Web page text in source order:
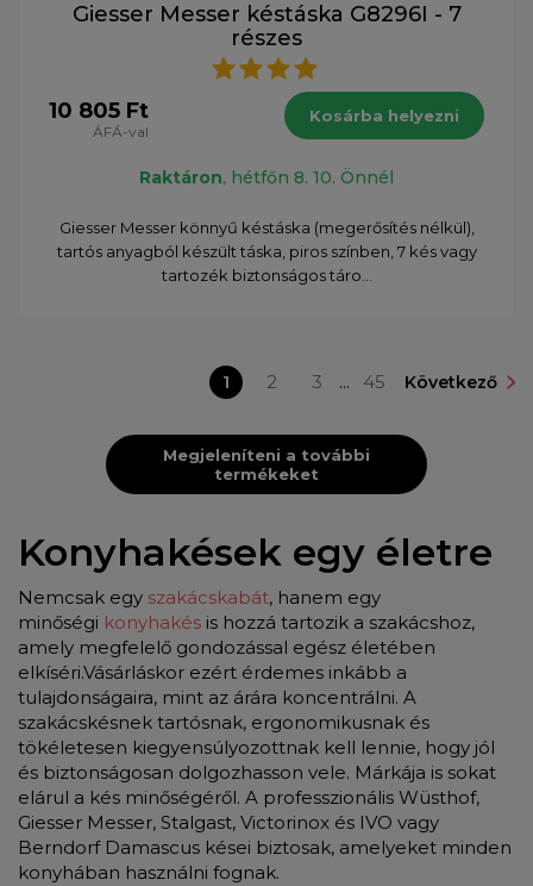
Giesser Messer késtáska G8296I - 7
részes
10 805 Ft
ÁFÁ-val
Kosárba helyezni
Raktáron, hétfőn 8. 10. Önnél
Giesser Messer könnyű késtáska (megerősítés nélkül),
tartós anyagból készült táska, piros színben, 7 kés vagy
tartozék biztonságos táro...
1 2 3 ... 45 Következő
Megjeleníteni a további
termékeket
Konyhakések egy életre
Nemcsak egy szakácskabát, hanem egy
minőségi konyhakés is hozzá tartozik a szakácshoz,
amely megfelelő gondozással egész életében
elkíséri.Vásárláskor ezért érdemes inkább a
tulajdonságaira, mint az árára koncentrálni. A
szakácskésnek tartósnak, ergonomikusnak és
tökéletesen kiegyensúlyozottnak kell lennie, hogy jól
és biztonságosan dolgozhasson vele. Márkája is sokat
elárul a kés minőségéről. A professzionális Wüsthof,
Giesser Messer, Stalgast, Victorinox és IVO vagy
Berndorf Damascus kései biztosak, amelyeket minden
konyhában használni fognak.